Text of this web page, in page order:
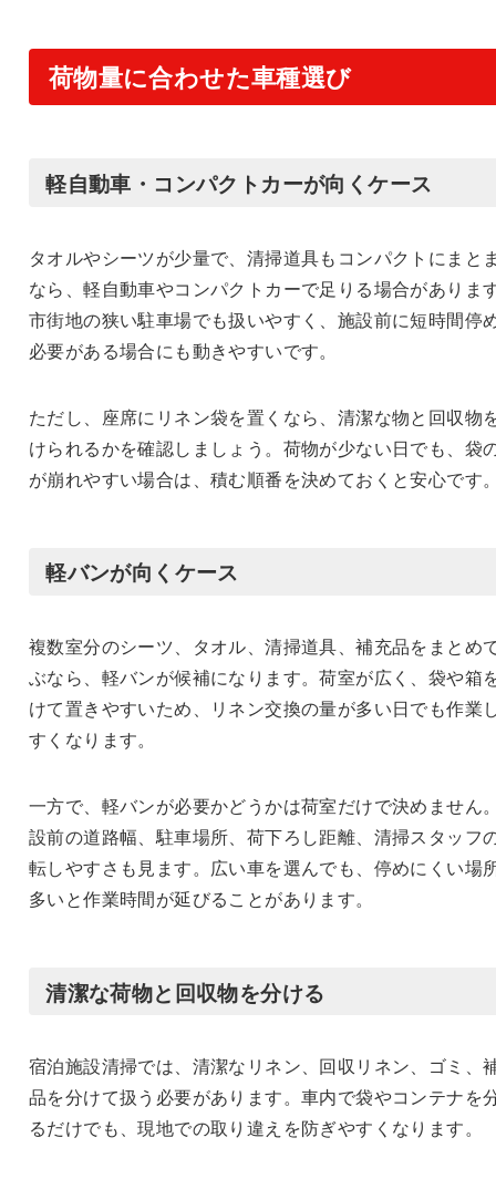
荷物量に合わせた車種選び
軽自動車・コンパクトカーが向くケース
タオルやシーツが少量で、清掃道具もコンパクトにまと
なら、軽自動車やコンパクトカーで足りる場合がありま
市街地の狭い駐車場でも扱いやすく、施設前に短時間停
必要がある場合にも動きやすいです。
ただし、座席にリネン袋を置くなら、清潔な物と回収物
けられるかを確認しましょう。荷物が少ない日でも、袋
が崩れやすい場合は、積む順番を決めておくと安心です
軽バンが向くケース
複数室分のシーツ、タオル、清掃道具、補充品をまとめ
ぶなら、軽バンが候補になります。荷室が広く、袋や箱
けて置きやすいため、リネン交換の量が多い日でも作業
すくなります。
一方で、軽バンが必要かどうかは荷室だけで決めません
設前の道路幅、駐車場所、荷下ろし距離、清掃スタッフ
転しやすさも見ます。広い車を選んでも、停めにくい場
多いと作業時間が延びることがあります。
清潔な荷物と回収物を分ける
宿泊施設清掃では、清潔なリネン、回収リネン、ゴミ、
品を分けて扱う必要があります。車内で袋やコンテナを
るだけでも、現地での取り違えを防ぎやすくなります。